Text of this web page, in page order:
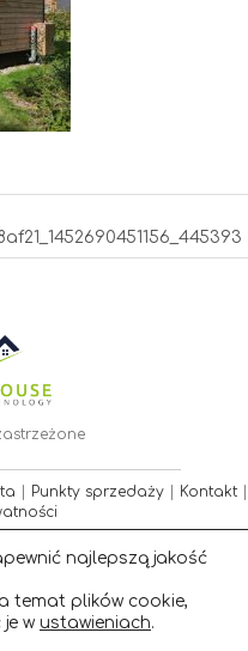
Punkty sprzedaży| Kontakt|
najlepszą jakość
temat plików cookie,
w ustawieniach.